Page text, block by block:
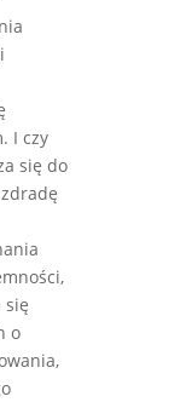
I czy
się do
się
o